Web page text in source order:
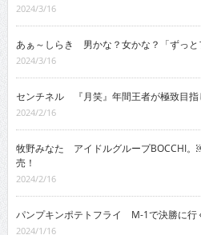
2024/3/16
あぁ～しらき 男かな？女かな？「ずっと
2024/3/16
センチネル 『月笑』年間王者が極致目指
2024/2/16
牧野みなた アイドルグループBOCCHI。
売！
2024/2/16
パンプキンポテトフライ M-1で決勝に行
2024/1/16